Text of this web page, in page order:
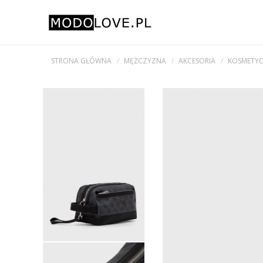
STRONA GŁÓWNA MĘŻCZYZNA AKCESORIA